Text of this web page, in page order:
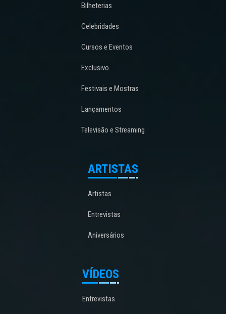
Bilheterias
Celebridades
Cursos e Eventos
Exclusivo
Festivais e Mostras
Lançamentos
Televisão e Streaming
ARTISTAS
Artistas
Entrevistas
Aniversários
VÍDEOS
Entrevistas